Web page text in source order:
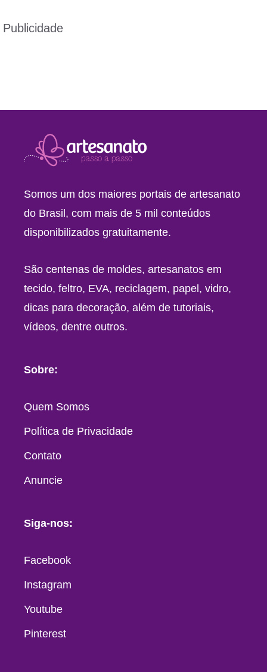
Publicidade
Somos um dos maiores portais de artesanato
do Brasil, com mais de 5 mil conteúdos
disponibilizados gratuitamente.
São centenas de moldes, artesanatos em
tecido, feltro, EVA, reciclagem, papel, vidro,
dicas para decoração, além de tutoriais,
vídeos, dentre outros.
Sobre:
Quem Somos
Política de Privacidade
Contato
Anuncie
Siga-nos:
Facebook
Instagram
Youtube
Pinterest